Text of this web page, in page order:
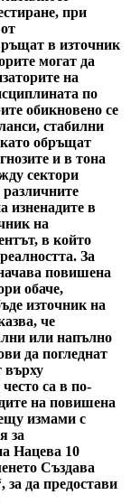
при
в източник
могат да
на
по
обикновено се
стабилни
обръщат
и в тона
сектори
различните
изненадите в
на
в който
За
повишена
обаче,
източник на
че
или напълно
да погледнат
върху
са в по-
на повишена
измами с
за
Нацева 10
Създава
да предостави